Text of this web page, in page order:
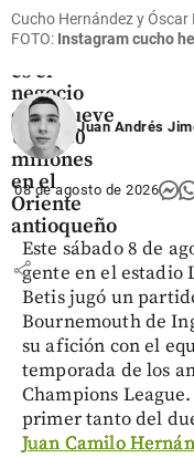
cruzan el
cielo: así
es el
negocio
que mueve
US$ 380
millones
en el
Oriente
antioqueño
share
Cucho Hernández y
FOTO: Instagram cucho
Juan Andrés
08 de agosto de 2026
Este sábado 8 de
gente en el estadio
Betis jugó un
Bournemouth de
su afición con el
temporada de los
Champions
primer tanto del
Juan Camilo